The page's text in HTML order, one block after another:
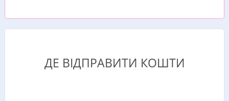
ДЕ ВІДПРАВИТИ КОШТИ